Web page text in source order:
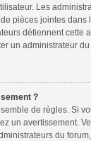
Les
pièces jointes dans
détiennent cette
un administrateur
?
de règles. Si
un avertissement.
du